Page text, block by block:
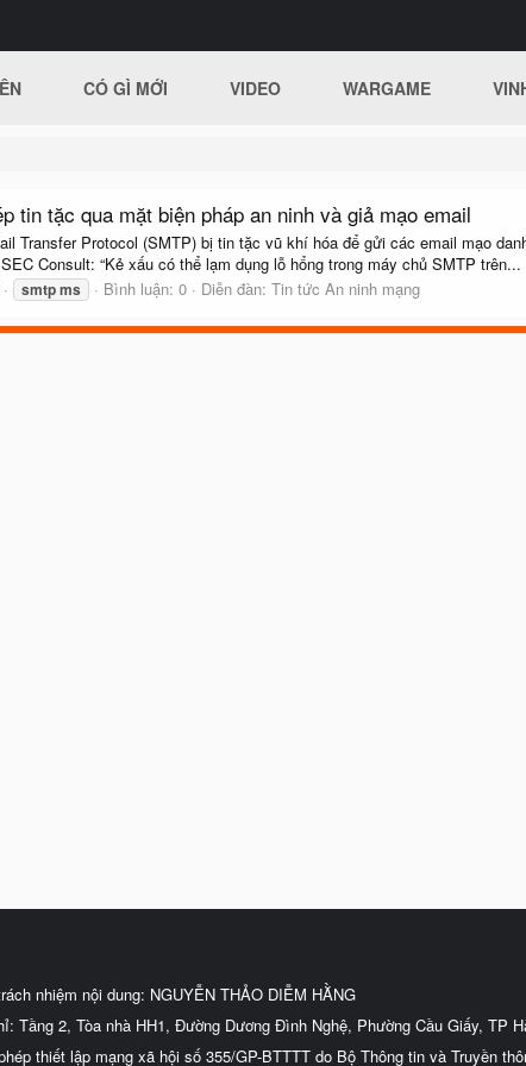
CÓ GÌ MỚI VIDEO WARGAME
tin tặc qua mặt biện pháp an ninh và giả mạo email
Transfer Protocol (SMTP) bị tin tặc vũ khí hóa để gửi các email mạo
Consult: “Kẻ xấu có thể lạm dụng lỗ hổng trong máy chủ SMTP trên...
smtpms Bình luận: 0 Diễn đàn: Tin tức An ninh mạng
nhiệm nội dung: NGUYỄN THẢO DIỄM HẰNG
Tầng 2, Tòa nhà HH1, Đường Dương Đình Nghệ, Phường Cầu Giấy, TP
thiết lập mạng xã hội số 355/GP-BTTTT do Bộ Thông tin và Truyền